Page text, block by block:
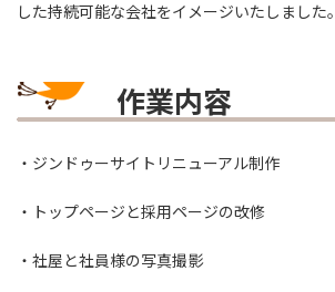
した持続可能な会社をイメージいたしました。
作業内容
・ジンドゥーサイトリニューアル制作
・トップページと採用ページの改修
・社屋と社員様の写真撮影